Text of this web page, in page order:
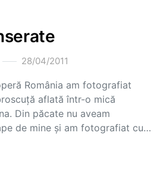
28/04/2011
România am fotografiat
aflată într-o mică
Din păcate nu aveam
de mine și am fotografiat cu…